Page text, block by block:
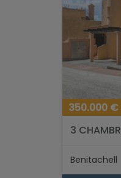
350.000 €
3
Benitachell